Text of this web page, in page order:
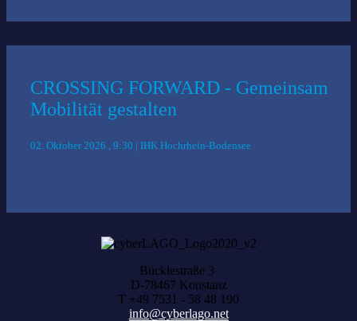
CROSSING FORWARD - Gemeinsam
Mobilität gestalten
02. Oktober 2026 , 9:30 | IHK Hochrhein-Bodensee
Bücklestraße 3
D-78467 Konstanz
T +49 7531 - 58 48 190
info@cyberlago.net